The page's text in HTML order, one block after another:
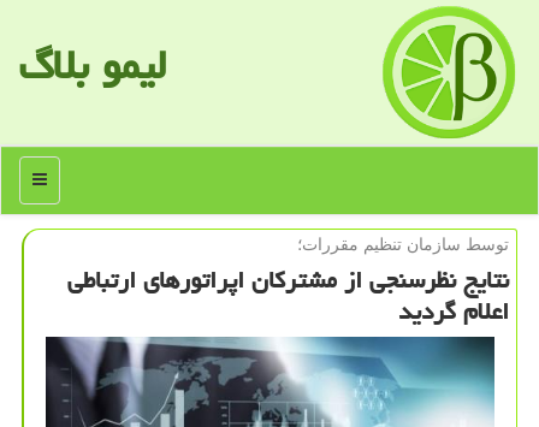
لیمو بلاگ
منو
توسط سازمان تنظیم مقررات؛
نتایج نظرسنجی از مشتركان اپراتورهای ارتباطی
اعلام گردید